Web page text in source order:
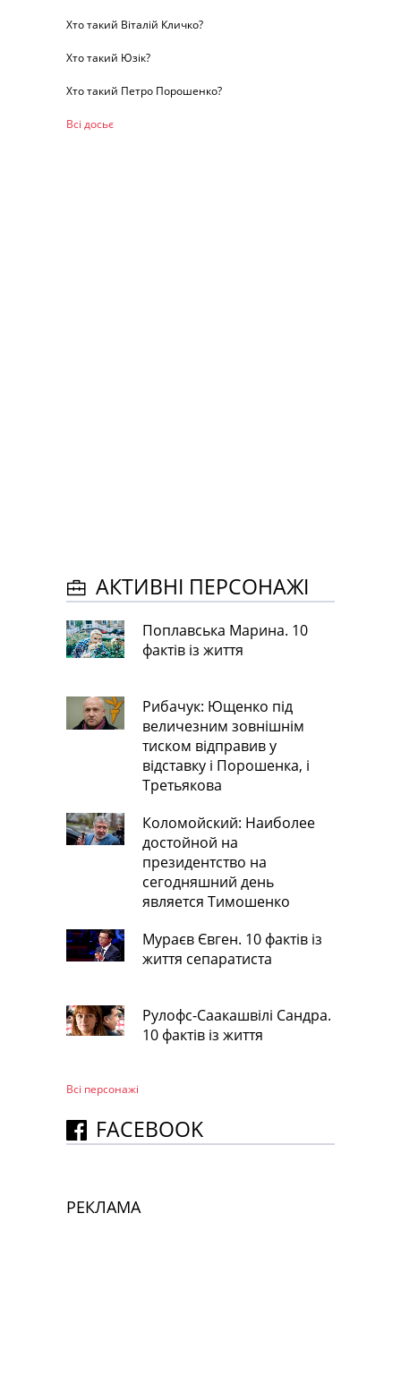
Хто такий Віталій Кличко?
Хто такий Юзік?
Хто такий Петро Порошенко?
Всі досьє
АКТИВНІ ПЕРСОНАЖІ
Поплавська Марина. 10
фактів із життя
Рибачук: Ющенко під
величезним зовнішнім
тиском відправив у
відставку і Порошенка, і
Третьякова
Коломойский: Наиболее
достойной на
президентство на
сегодняшний день
является Тимошенко
Мураєв Євген. 10 фактів із
життя сепаратиста
Рулофс-Саакашвілі Сандра.
10 фактів із життя
Всі персонажi
FACEBOOK
РЕКЛАМА